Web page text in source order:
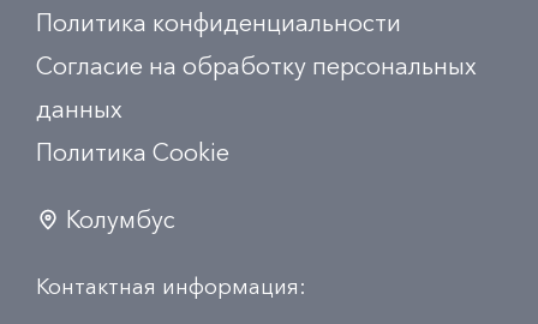
Политика конфиденциальности
Согласие на обработку персональных
данных
Политика Сookie
Колумбус
Контактная информация: